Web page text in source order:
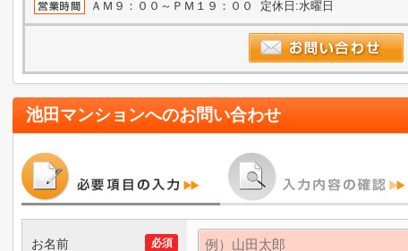
ＡＭ９：００～ＰＭ１９：００ 定休日:水曜日
池田マンションへのお問い合わせ
必須
お名前